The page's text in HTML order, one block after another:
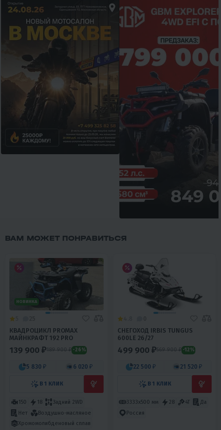
ВАМ МОЖЕТ ПОНРАВИТЬСЯ
НОВИНКА
КВАДРОЦИКЛ PROMAX
МАЙНКРАФТ 192 PRO
139 900 ₽189 900 ₽ -26%
5 830 ₽ 6 020 ₽
В 1 КЛИК
150 18
Задний 2WD
Нет
Воздушно-масляное
Хромомолибденовый сплав
СНЕГОХОД IRBIS TUNGUS
600LE 26/27
499 900 ₽569 900 ₽ -12%
22 500 ₽ 21 520 ₽
В 1 КЛИК
3333х500 мм 28 4T
Да
Россия